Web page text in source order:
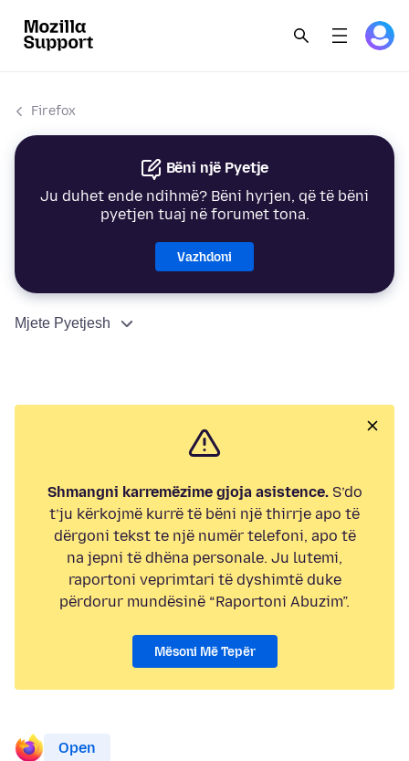
Firefox
Bëni një Pyetje
Ju duhet ende ndihmë? Bëni hyrjen, që të bëni
pyetjen tuaj në forumet tona.
Vazhdoni
Mjete Pyetjesh
Shmangni karremëzime gjoja asistence.S’do
t’ju kërkojmë kurrë të bëni një thirrje apo të
dërgoni tekst te një numër telefoni, apo të
na jepni të dhëna personale. Ju lutemi,
raportoni veprimtari të dyshimtë duke
përdorur mundësinë “Raportoni Abuzim”.
Mësoni Më Tepër
Open